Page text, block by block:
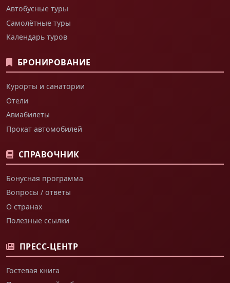
Автобусные туры
Самолётные туры
Календарь туров
БРОНИРОВАНИЕ
Курорты и санатории
Отели
Авиабилеты
Прокат автомобилей
СПРАВОЧНИК
Бонусная программа
Вопросы / ответы
О странах
Полезные ссылки
ПРЕСС-ЦЕНТР
Гостевая книга